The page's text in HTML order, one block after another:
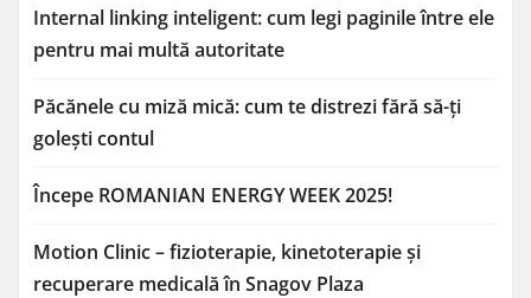
Internal linking inteligent: cum legi paginile între ele
pentru mai multă autoritate
Păcănele cu miză mică: cum te distrezi fără să-ți
golești contul
Începe ROMANIAN ENERGY WEEK 2025!
Motion Clinic – fizioterapie, kinetoterapie și
recuperare medicală în Snagov Plaza